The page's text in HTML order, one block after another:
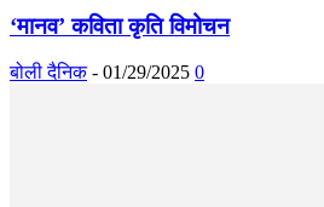
‘मानव’ कविता कृति विमोचन
बोली दैनिक - 01/29/2025 0